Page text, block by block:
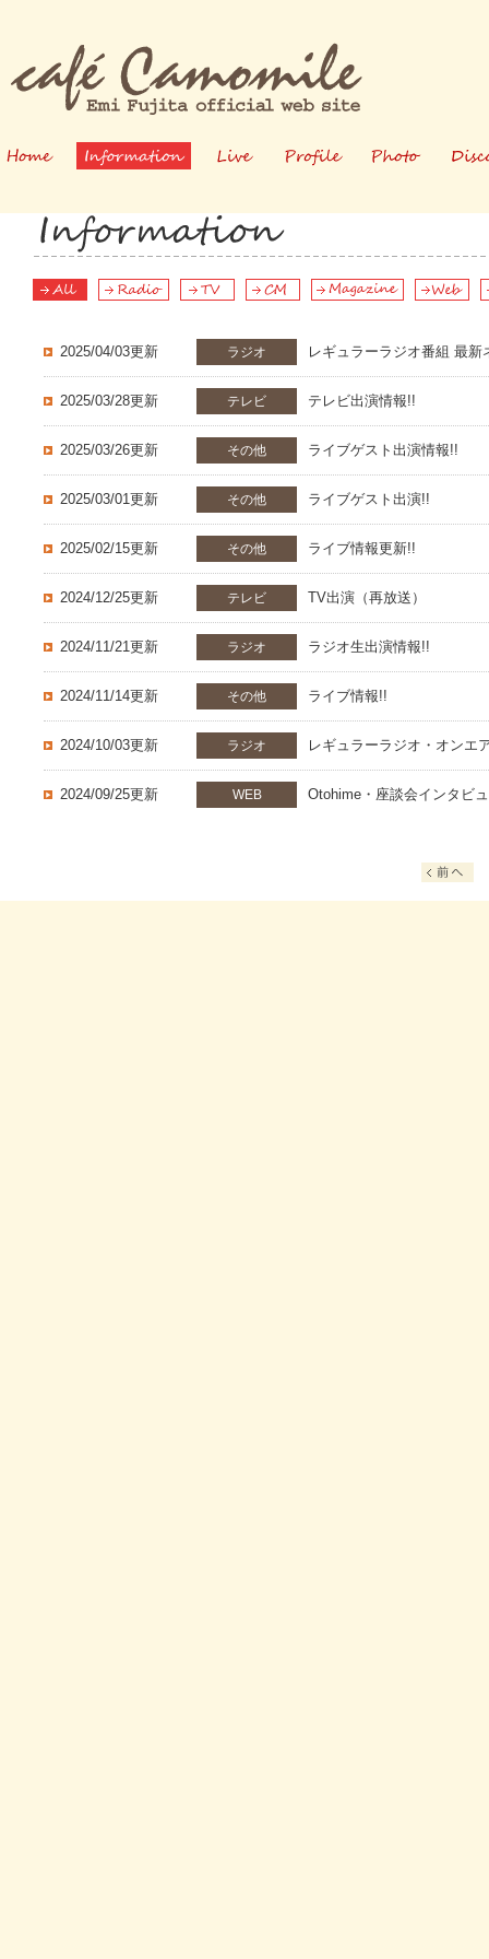
ル
2025/04/03更新 ラジオ レギュラーラジオ番組 最新
2025/03/28更新 テレビ テレビ出演情報!!
2025/03/26更新 その他 ライブゲスト出演情報!!
2025/03/01更新 その他 ライブゲスト出演!!
2025/02/15更新 その他 ライブ情報更新!!
2024/12/25更新 テレビ TV出演（再放送）
2024/11/21更新 ラジオ ラジオ生出演情報!!
2024/11/14更新 その他 ライブ情報!!
2024/10/03更新 ラジオ レギュラーラジオ・オンエ
2024/09/25更新 WEB Otohime・座談会インタビ
へ